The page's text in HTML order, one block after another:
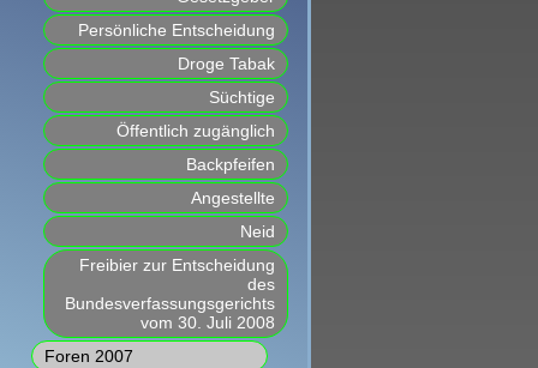
Persönliche Entscheidung
Droge Tabak
Süchtige
Öffentlich zugänglich
Backpfeifen
Angestellte
Neid
Freibier zur Entscheidung
des
Bundesverfassungsgerichts
vom 30. Juli 2008
Foren 2007